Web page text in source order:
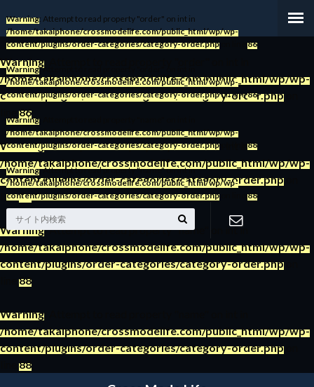
Warning
/home/takaiphone/crossmodelife.com/public_html/wp/wp-
content/plugins/order-categories/category-order.php
86
Warning: Attempt to read property "order" on int in
/home/takaiphone/crossmodelife.com/public_html/wp/wp-
content/plugins/order-categories/category-order.php
line86
Warning: Attempt to read property "name" on int in
/home/takaiphone/crossmodelife.com/public_html/wp/wp-
content/plugins/order-categories/category-order.php
88
Warning
/home/takaiphone/crossmodelife.com/public_html/wp/wp-
content/plugins/order-categories/category-order.php
88
～日々の暮らしの役立つ情報ブログ～
Warning: Attempt to read property "order" on int in
/home/takaiphone/crossmodelife.com/public_html/wp/wp-
content/plugins/order-categories/category-order.phpon line 86
Warning: Attempt to read property "order" on int in
/home/takaiphone/crossmodelife.com/public_html/wp/wp-
content/plugins/order-categories/category-order.phpon line86
Warning: Attempt to read property "name" on int in
/home/takaiphone/crossmodelife.com/public_html/wp/wp-
content/plugins/order-categories/category-order.phpon line 88
Warning: Attempt to read property "name" on int in
/home/takaiphone/crossmodelife.com/public_html/wp/wp-
content/plugins/order-categories/category-order.phpon line 88
お問い合わ